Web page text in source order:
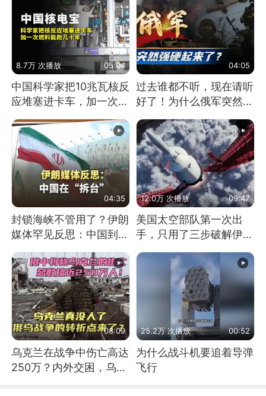
8.7万 次播放 05:04
中国科学家把10兆瓦核反
应堆塞进卡车，加一次燃
料能跑几十年
04:05
过去谁都不听，现在请听
好了！为什么俄军突然强
硬起来了？
04:35
封锁海峡不管用了？伊朗
媒体罕见反思：中国到底
12.0万 次播放 09:47
美国太空部队第一次出
手，只用了三步破解伊朗
08:09
乌克兰在战争中伤亡高达
250万？内外交困，乌克
25.2万 次播放 00:52
为什么战斗机要追着导弹
飞行